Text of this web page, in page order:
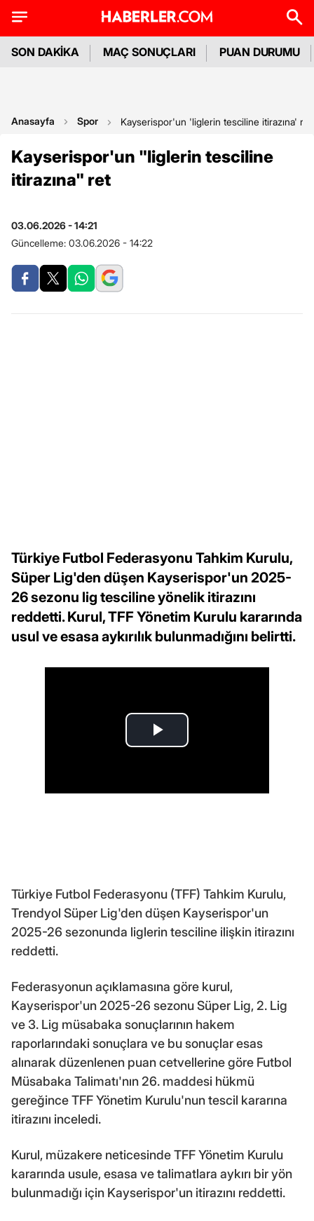
SON DAKİKA MAÇ SONUÇLARI PUAN DURUMU
Anasayfa Spor Kayserispor'un 'liglerin tesciline itirazına' ret
Kayserispor'un "liglerin tesciline
itirazına" ret
03.06.2026 - 14:21
Güncelleme: 03.06.2026 - 14:22
Türkiye Futbol Federasyonu Tahkim Kurulu,
Süper Lig'den düşen Kayserispor'un 2025-
26 sezonu lig tesciline yönelik itirazını
reddetti. Kurul, TFF Yönetim Kurulu kararında
usul ve esasa aykırılık bulunmadığını belirtti.
Türkiye Futbol Federasyonu (TFF) Tahkim Kurulu,
Trendyol Süper Lig'den düşen Kayserispor'un
2025-26 sezonunda liglerin tesciline ilişkin itirazını
reddetti.
Federasyonun açıklamasına göre kurul,
Kayserispor'un 2025-26 sezonu Süper Lig, 2. Lig
ve 3. Lig müsabaka sonuçlarının hakem
raporlarındaki sonuçlara ve bu sonuçlar esas
alınarak düzenlenen puan cetvellerine göre Futbol
Müsabaka Talimatı'nın 26. maddesi hükmü
gereğince TFF Yönetim Kurulu'nun tescil kararına
itirazını inceledi.
Kurul, müzakere neticesinde TFF Yönetim Kurulu
kararında usule, esasa ve talimatlara aykırı bir yön
bulunmadığı için Kayserispor'un itirazını reddetti.